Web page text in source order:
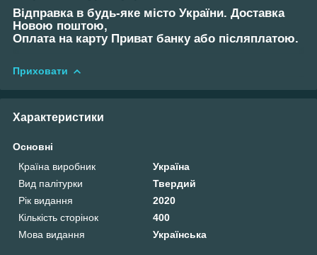
Відправка в будь-яке місто України. Доставка
Новою поштою,
Оплата на карту Приват банку або післяплатою.
Приховати
Характеристики
Основні
Країна виробник
Україна
Вид палітурки
Твердий
Рік видання
2020
Кількість сторінок
400
Мова видання
Українська